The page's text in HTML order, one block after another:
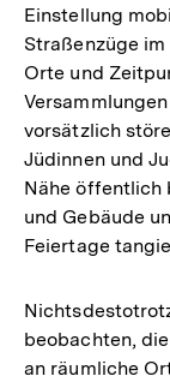
Einstellung
Straßenzüge
Orte und
vorsätzlich
Jüdinnen und
Nähe öffentlich
und Gebäude
Feiertage
beobachten,
an räumliche